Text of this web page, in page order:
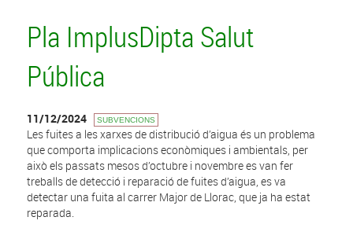
Pla ImplusDipta Salut
Pública
11/12/2024 SUBVENCIONS
Les fuites a les xarxes de distribució d’aigua és un problema
que comporta implicacions econòmiques i ambientals, per
això els passats mesos d’octubre i novembre es van fer
treballs de detecció i reparació de fuites d’aigua, es va
detectar una fuita al carrer Major de Llorac, que ja ha estat
reparada.